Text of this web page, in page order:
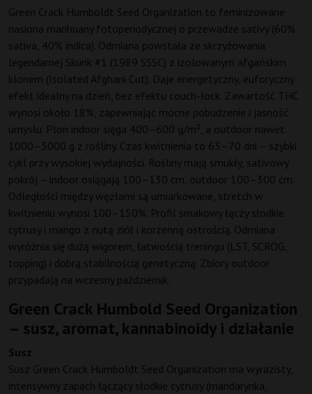
Green Crack Humboldt Seed Organization to feminizowane
nasiona marihuany fotoperiodycznej o przewadze sativy (60%
sativa, 40% indica). Odmiana powstała ze skrzyżowania
legendarnej Skunk #1 (1989 SSSC) z izolowanym afgańskim
klonem (Isolated Afghani Cut). Daje energetyczny, euforyczny
efekt idealny na dzień, bez efektu couch-lock. Zawartość THC
wynosi około 18%, zapewniając mocne pobudzenie i jasność
umysłu. Plon indoor sięga 400–600 g/m², a outdoor nawet
1000–3000 g z rośliny. Czas kwitnienia to 63–70 dni – szybki
cykl przy wysokiej wydajności. Rośliny mają smukły, sativowy
pokrój – indoor osiągają 100–130 cm, outdoor 100–300 cm.
Odległości między węzłami są umiarkowane, stretch w
kwitnieniu wynosi 100–150%. Profil smakowy łączy słodkie
cytrusy i mango z nutą ziół i korzenną ostrością. Odmiana
wyróżnia się dużą wigorem, łatwością treningu (LST, SCROG,
topping) i dobrą stabilnością genetyczną. Zbiory outdoor
przypadają na wczesny październik.
Green Crack Humbold Seed Organization
– susz, aromat, kannabinoidy i działanie
Susz
Susz Green Crack Humboldt Seed Organization ma wyrazisty,
intensywny zapach łączący słodkie cytrusy (mandarynka,